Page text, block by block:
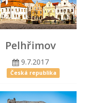
Pelhřimov
9.7.2017
Česká republika